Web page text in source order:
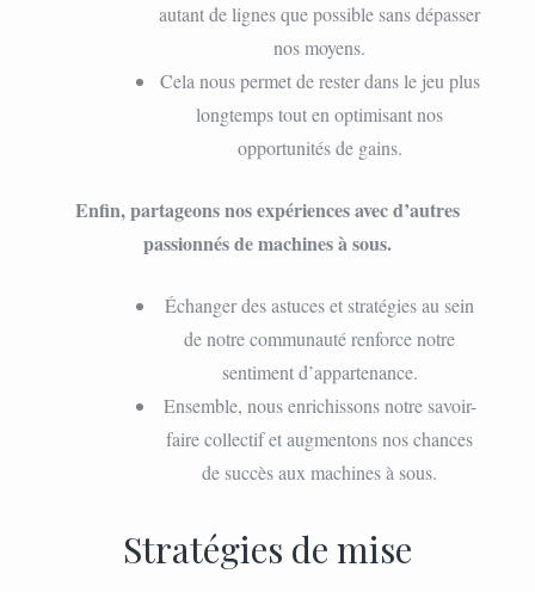
autant de lignes que possible sans dépasser
nos moyens.
Cela nous permet de rester dans le jeu plus
longtemps tout en optimisant nos
opportunités de gains.
Enfin, partageons nos expériences avec d’autres
passionnés de machines à sous.
Échanger des astuces et stratégies au sein
de notre communauté renforce notre
sentiment d’appartenance.
Ensemble, nous enrichissons notre savoir-
faire collectif et augmentons nos chances
de succès aux machines à sous.
Stratégies de mise